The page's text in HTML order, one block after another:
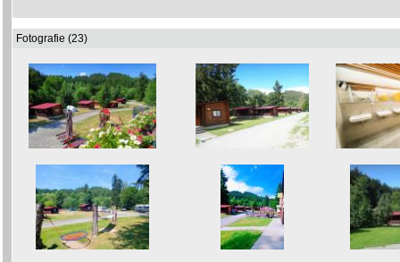
Fotografie (23)